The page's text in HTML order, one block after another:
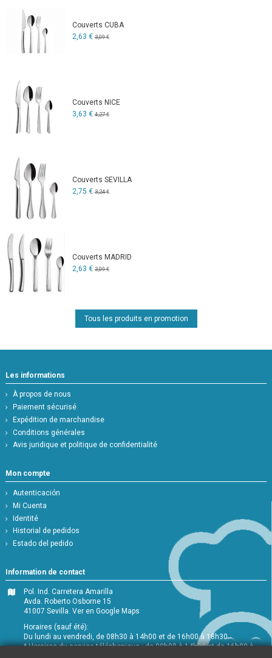
Couverts CUBA
2,63 € 3,09 €
Couverts NICE
3,63 € 4,27 €
Couverts SEVILLA
2,75 € 3,24 €
Couverts MADRID
2,63 € 3,09 €
Tous les produits en promotion
Les informations
À propos de nous
Paiement sécurisé
Expédition de marchandise
Conditions générales
Avis juridique et politique de confidentialité
Mon compte
Autenticación
Mi Cuenta
Identité
Historial de pedidos
Estado del pedido
Information de contact
Pol. Ind. Carretera Amarilla
Avda. Roberto Osborne 15
41007 Sevilla.Ver en Google Maps
Horaires (sauf été):
Du lundi au vendredi, de 08h30 à 14h00 et de 16h00 à 18h30.
* Horaires du service téléphonique : de 09h00 à 14h00 et de 16h00 à